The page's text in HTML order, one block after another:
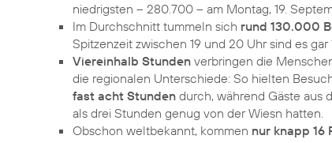
Im Durchschnitt tummeln sich rund 130.000
Viereinhalb Stunden verbringen die
die regionalen Unterschiede: So hielten
fast acht Stunden durch, während Gäste aus
als drei Stunden genug von der Wiesn hatten.
Obschon weltbekannt, kommen nur knapp 16